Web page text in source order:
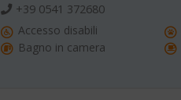
+39 0541 372680
Accesso disabili
Bagno in camera